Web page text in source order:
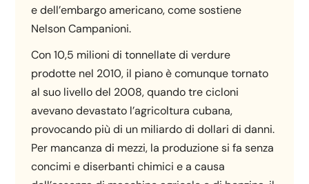
e dell’embargo americano, come sostiene
Nelson Campanioni.
Con 10,5 milioni di tonnellate di verdure
prodotte nel 2010, il piano è comunque tornato
al suo livello del 2008, quando tre cicloni
avevano devastato l’agricoltura cubana,
provocando più di un miliardo di dollari di danni.
Per mancanza di mezzi, la produzione si fa senza
concimi e diserbanti chimici e a causa